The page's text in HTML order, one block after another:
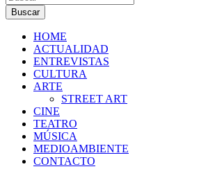
Buscar
HOME
ACTUALIDAD
ENTREVISTAS
CULTURA
ARTE
STREET ART
CINE
TEATRO
MÚSICA
MEDIOAMBIENTE
CONTACTO